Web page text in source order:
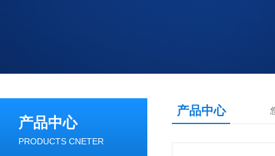
产品中心
PRODUCTS CNETER
产品中心